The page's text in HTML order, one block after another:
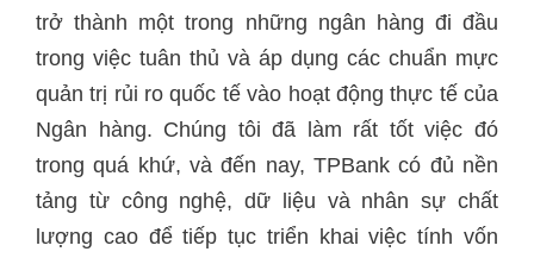
trở thành một trong những ngân hàng đi đầu
trong việc tuân thủ và áp dụng các chuẩn mực
quản trị rủi ro quốc tế vào hoạt động thực tế của
Ngân hàng. Chúng tôi đã làm rất tốt việc đó
trong quá khứ, và đến nay, TPBank có đủ nền
tảng từ công nghệ, dữ liệu và nhân sự chất
lượng cao để tiếp tục triển khai việc tính vốn